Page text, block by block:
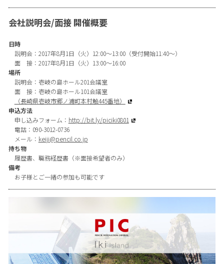
会社説明会/面接 開催概要
日時
説明会：2017年8月1日（火）12:00～13:00（受付開始11:40〜）
面 接：2017年8月1日（火）13:00～16:00
場所
説明会：壱岐の島ホール201会議室
面 接：壱岐の島ホール101会議室
（長崎県壱岐市郷ノ浦町本村触445番地）
申込方法
申し込みフォーム： http://bit.ly/piciki0801
電話：090-3012-0736
メール： keiji@pencil.co.jp
持ち物
履歴書、職務経歴書（※面接希望者のみ）
備考
お子様とご一緒の参加も可能です